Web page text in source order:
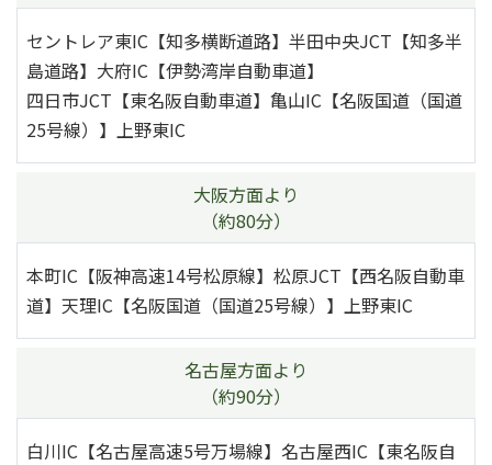
セントレア東IC【知多横断道路】半田中央JCT【知多半
島道路】大府IC【伊勢湾岸自動車道】
四日市JCT【東名阪自動車道】亀山IC【名阪国道（国道
25号線）】上野東IC
大阪方面より
（約80分）
本町IC【阪神高速14号松原線】松原JCT【西名阪自動車
道】天理IC【名阪国道（国道25号線）】上野東IC
名古屋方面より
（約90分）
白川IC【名古屋高速5号万場線】名古屋西IC【東名阪自